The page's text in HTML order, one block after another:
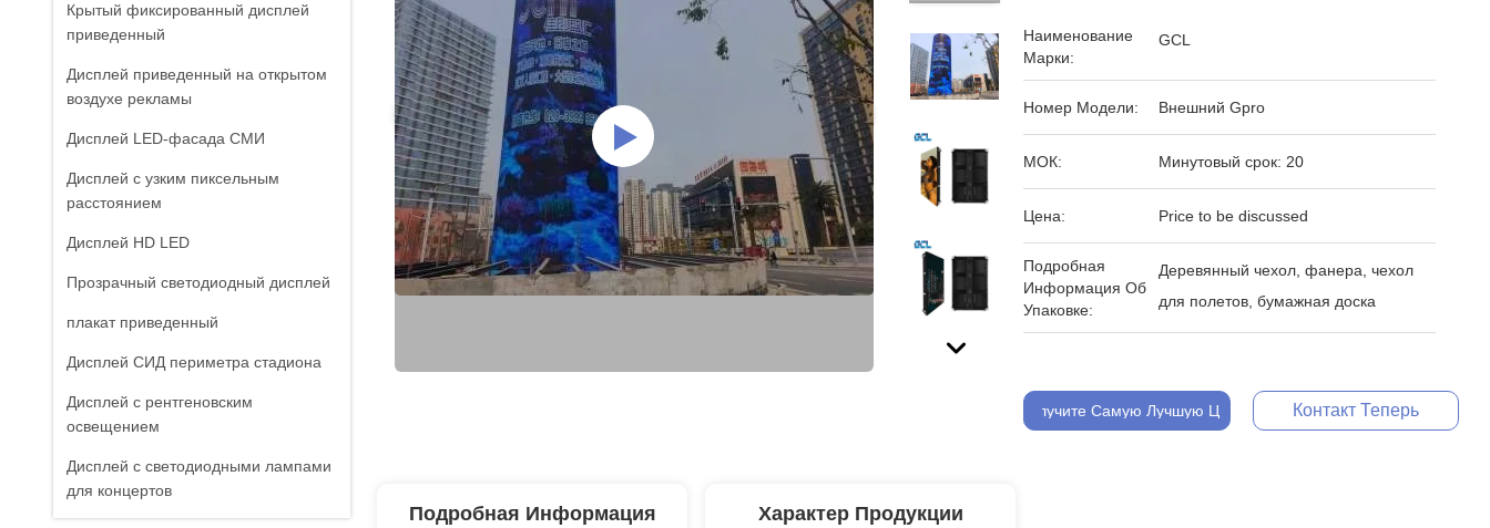
Крытый фиксированный дисплей
приведенный
Дисплей приведенный на открытом
воздухе рекламы
Дисплей LED-фасада СМИ
Дисплей с узким пиксельным
расстоянием
Дисплей HD LED
Прозрачный светодиодный дисплей
плакат приведенный
Дисплей СИД периметра стадиона
Дисплей с рентгеновским
освещением
Дисплей с светодиодными лампами
для концертов
Наименование
Марки:
GCL
Номер Модели: Внешний Gpro
МОК: Минутовый срок: 20
Цена: Price to be discussed
Подробная
Информация Об
Упаковке:
Деревянный чехол, фанера, чехол
для полетов, бумажная доска
Получите Самую Лучшую Цену Контакт Теперь
Подробная Информация Характер Продукции